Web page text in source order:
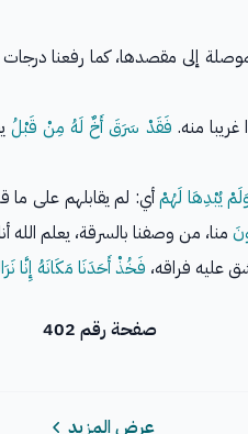
إلى مقصدها، كما رفعنا
منه. فَقَدْ سَرَقَ أَخٌ لَهُ مِنْ قَبْلُ
يُبْدِهَا لَهُمْأي: لم يقابلهم على ما
منا، من وصفنا بالسرقة، يعلم
عليه فراقه، فَخُذْ أَحَدَنَا مَكَانَهُ إِنَّا
صفحة رقم 402
عرض المزيد